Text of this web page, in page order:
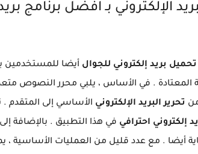
الإلكتروني بـ افضل برنامج
تحميل بريد إلكتروني للجوال أيضا للمستخدمين
المعتادة . في الأساس ، يلبي محرر النصوص
تحرير البريد الإلكتروني الأساسي إلى المتقدم
إلكتروني احترافي في هذا التطبيق . بالإضافة
أيضا . مع عدد قليل من العمليات الأساسية ،